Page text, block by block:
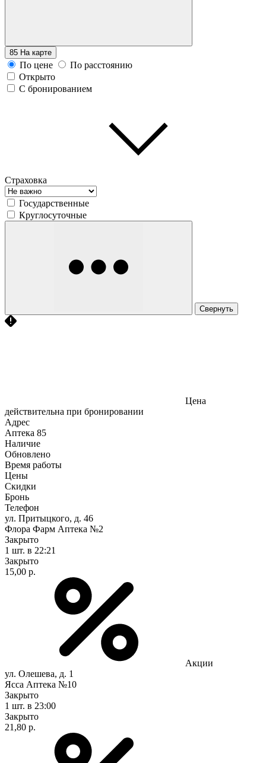
85 На карте
По цене
По расстоянию
Открыто
С бронированием
Страховка
Государственные
Круглосуточные
Свернуть
Цена
действительна при бронировании
Адрес
Аптека 85
Наличие
Обновлено
Время работы
Цены
Скидки
Бронь
Телефон
ул. Притыцкого, д. 46
Флора Фарм Аптека №2
Закрыто
1 шт. в 22:21
Закрыто
15,00 р.
Акции
ул. Олешева, д. 1
Ясса Аптека №10
Закрыто
1 шт. в 23:00
Закрыто
21,80 р.